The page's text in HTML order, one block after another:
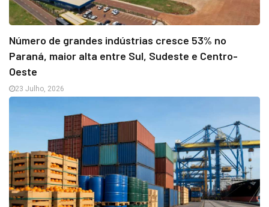
Número de grandes indústrias cresce 53% no
Paraná, maior alta entre Sul, Sudeste e Centro-
Oeste
23 Julho, 2026